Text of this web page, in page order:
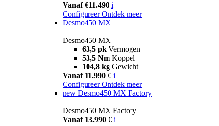
Vanaf €11.490 i
Configureer Ontdek meer
Desmo450 MX
Desmo450 MX
63,5 pk Vermogen
53,5 Nm Koppel
104,8 kg Gewicht
Vanaf 11.990 € i
Configureer Ontdek meer
new Desmo450 MX Factory
Desmo450 MX Factory
Vanaf 13.990 € i